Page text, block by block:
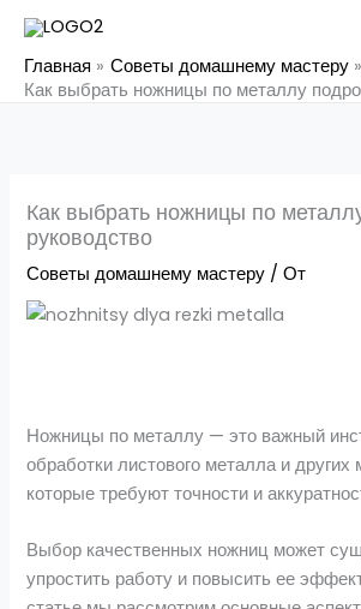
Перейти
содержимому
Главная
Советы домашнему мастеру
Как выбрать ножницы по металлу
Как выбрать ножницы по
руководство
Советы домашнему мастеру / От
Ножницы по металлу — это важный
обработки листового металла и других
которые требуют точности и
Выбор качественных ножниц может
упростить работу и повысить ее